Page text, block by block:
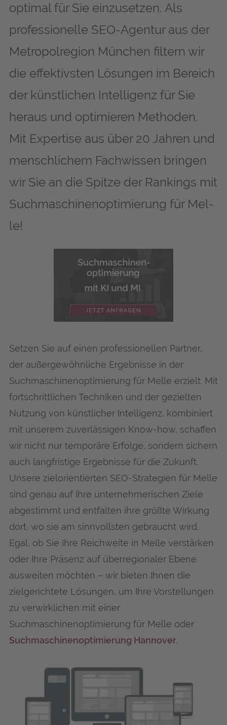
optimal für Sie einzusetzen. Als
professionelle SEO-Agentur aus der
Metropolregion München filtern wir
die effektivsten Lösungen im Bereich
der künstlichen Intelligenz für Sie
heraus und optimieren Methoden.
Mit Expertise aus über 20 Jahren und
menschlichem Fachwissen bringen
wir Sie an die Spitze der Rankings mit
Suchmaschinenoptimierung für Mel­
le!
Setzen Sie auf einen professionellen Partner,
der außergewöhnliche Ergebnisse in der
Suchmaschinenoptimierung für Mel­le erzielt. Mit
fortschrittlichen Techniken und der gezielten
Nutzung von künstlicher Intelligenz, kombiniert
mit unserem zuverlässigen Know-how, schaffen
wir nicht nur temporäre Erfolge, sondern sichern
auch langfristige Ergebnisse für die Zukunft.
Unsere zielorientierten SEO-Strategien für Mel­le
sind genau auf Ihre unternehmerischen Ziele
abgestimmt und entfalten ihre größte Wirkung
dort, wo sie am sinnvollsten gebraucht wird.
Egal, ob Sie Ihre Reichweite in Mel­le verstärken
oder Ihre Präsenz auf überregionaler Ebene
ausweiten möchten – wir bieten Ihnen die
zielgerichtete Lösungen, um Ihre Vorstellungen
zu verwirklichen mit einer
Suchmaschinenoptimierung für Mel­le oder
Suchmaschinenoptimierung Hannover.